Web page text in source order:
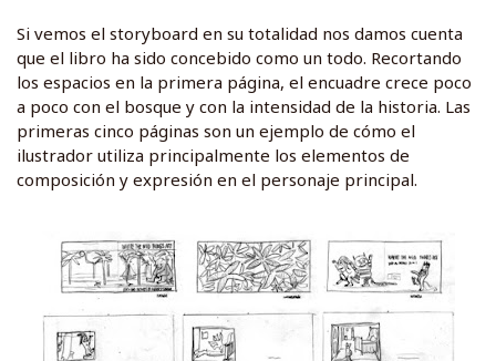
Si vemos el storyboard en su totalidad nos damos cuenta
que el libro ha sido concebido como un todo. Recortando
los espacios en la primera página, el encuadre crece poco
a poco con el bosque y con la intensidad de la historia. Las
primeras cinco páginas son un ejemplo de cómo el
ilustrador utiliza principalmente los elementos de
composición y expresión en el personaje principal.